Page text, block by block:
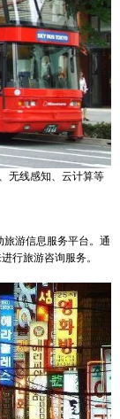
无线感知、云计算等
旅游信息服务平台。通
行旅游咨询服务。